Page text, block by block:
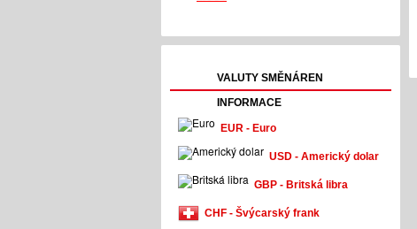
VALUTY SMĚNÁREN
INFORMACE
EUR - Euro
USD - Americký dolar
GBP - Britská libra
CHF - Švýcarský frank